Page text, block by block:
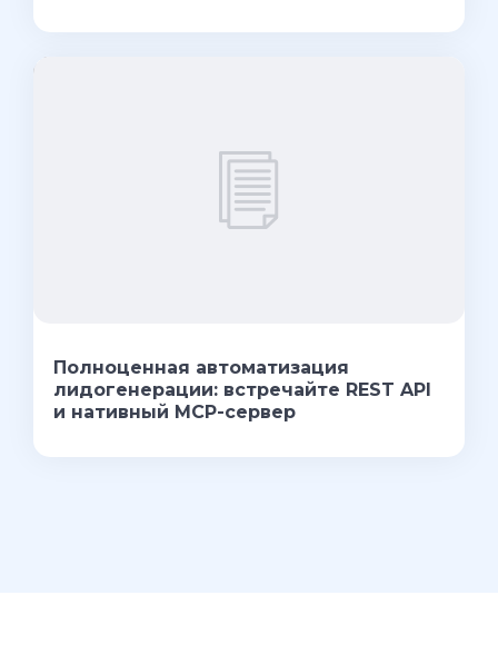
Полноценная автоматизация
лидогенерации: встречайте REST API
и нативный MCP-сервер